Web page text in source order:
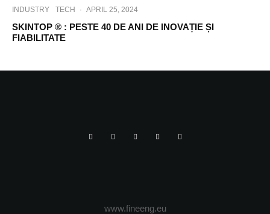
INDUSTRY TECH · APRIL 25, 2024
SKINTOP ® : PESTE 40 DE ANI DE INOVAȚIE ȘI
FIABILITATE
www.fineeng.eu